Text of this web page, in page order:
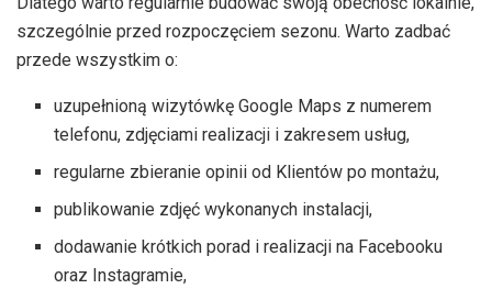
szczególnie przed rozpoczęciem sezonu. Warto zadbać
przede wszystkim o:
uzupełnioną wizytówkę Google Maps z numerem
telefonu, zdjęciami realizacji i zakresem usług,
regularne zbieranie opinii od Klientów po montażu,
publikowanie zdjęć wykonanych instalacji,
dodawanie krótkich porad i realizacji na Facebooku
oraz Instagramie,